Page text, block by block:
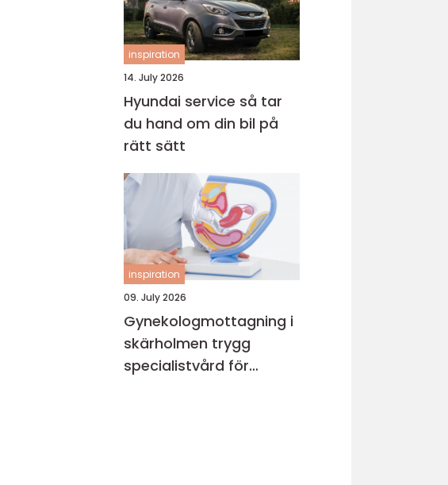
inspiration
14. July 2026
Hyundai service så tar
du hand om din bil på
rätt sätt
inspiration
09. July 2026
Gynekologmottagning i
skärholmen trygg
specialistvård för